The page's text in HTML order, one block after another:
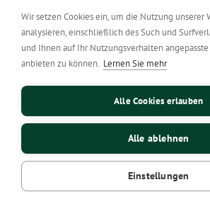
Wir setzen Cookies ein, um die Nutzung unserer
analysieren, einschließlich des Such und
und Ihnen auf Ihr Nutzungsverhalten
anbieten zu können. Lernen Sie mehr
Alle Cookies erlauben
Alle ablehnen
Einstellungen